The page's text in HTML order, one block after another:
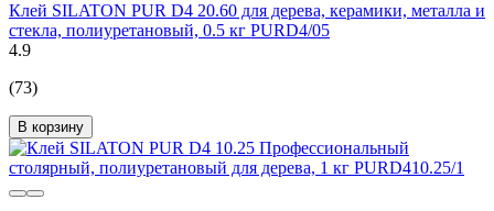
Клей SILATON PUR D4 20.60 для дерева, керамики, металла и
стекла, полиуретановый, 0.5 кг PURD4/05
4.9
(73)
В корзину